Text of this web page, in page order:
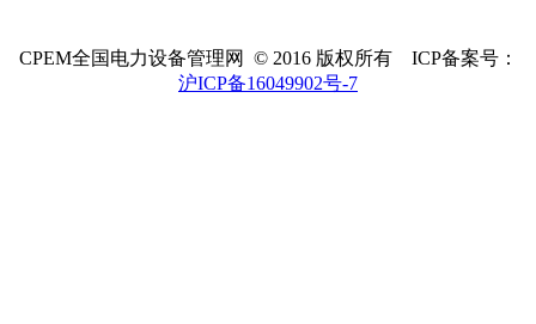
CPEM全国电力设备管理网 © 2016 版权所有 ICP备案号：
沪ICP备16049902号-7